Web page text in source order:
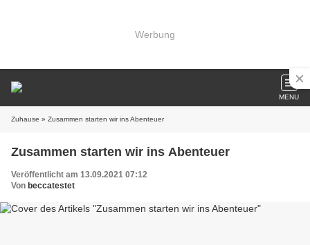
Werbung
MENU
Zuhause » Zusammen starten wir ins Abenteuer
Zusammen starten wir ins Abenteuer
Veröffentlicht am 13.09.2021 07:12
Von beccatestet